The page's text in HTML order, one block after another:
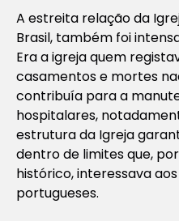
A estreita relação da
Brasil, também foi
Era a igreja quem
casamentos e mortes
contribuía para a
hospitalares,
estrutura da Igreja
dentro de limites que,
histórico, interessava
portugueses.